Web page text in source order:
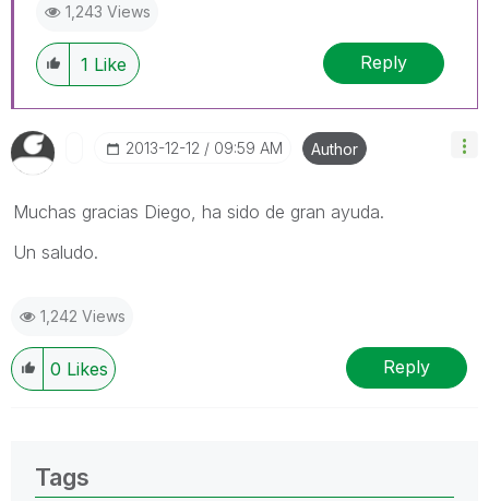
1,243 Views
1 Like Reply
‎2013-12-12 09:59 AM Author
Muchas gracias Diego, ha sido de gran ayuda.
Un saludo.
1,242 Views
0 Likes Reply
Tags